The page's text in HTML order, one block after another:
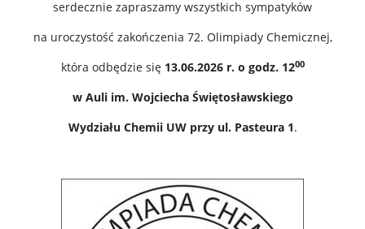
Program ERASMUS+
Program MOST
Oprogramowanie
serdecznie zapraszamy wszystkich sympatyków
na uroczystość zakończenia 72. Olimpiady Chemicznej,
która odbędzie się 13.06.2026 r. o godz. 1200
w Auli im. Wojciecha Świętosławskiego
Wydziału Chemii UW przy ul. Pasteura 1.